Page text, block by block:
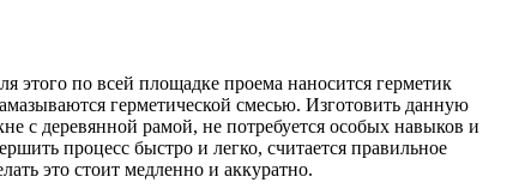
этого по всей площадке проема наносится герметик
герметической смесью. Изготовить данную
с деревянной рамой, не потребуется особых навыков и
процесс быстро и легко, считается правильное
это стоит медленно и аккуратно.